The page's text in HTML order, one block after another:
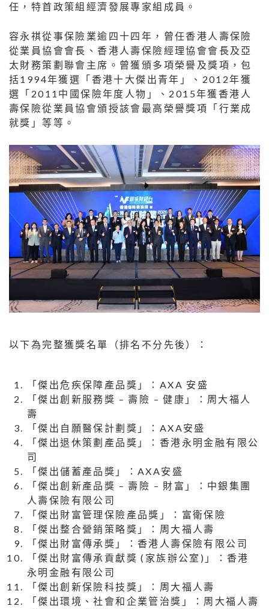
任，特首政策組經濟發展專家組成員。
容永祺從事保險業逾四十四年，曾任香港人壽保險
從業員協會會長、香港人壽保險經理協會會長及亞
太財務策劃聯會主席。曾獲頒多項榮譽及獎項，包
括1994年獲選「香港十大傑出青年」、2012年獲
選「2011中國保險年度人物」、2015年獲香港人
壽保險從業員協會頒授該會最高榮譽獎項「行業成
就獎」等等。
以下為完整獲獎名單（排名不分先後）：
「傑出危疾保障產品獎」：AXA 安盛
「傑出創新服務獎 – 壽險 – 健康」：周大福人
壽
「傑出自願醫保計劃獎」：AXA安盛
「傑出退休策劃產品獎」：香港永明金融有限公
司
「傑出儲蓄產品獎」：AXA安盛
「傑出創新產品獎 – 壽險 – 財富」：中銀集團
人壽保險有限公司
「傑出財富管理保險產品獎」：富衛保險
「傑出整合營銷策略獎」：周大福人壽
「傑出財富傳承獎」：香港人壽保險有限公司
「傑出財富傳承貢獻獎 (家族辦公室)」：香港
永明金融有限公司
「傑出創新保險科技獎」：周大福人壽
「傑出環境、社會和企業管治獎」：周大福人壽